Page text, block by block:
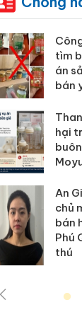
vi
Cà
môi